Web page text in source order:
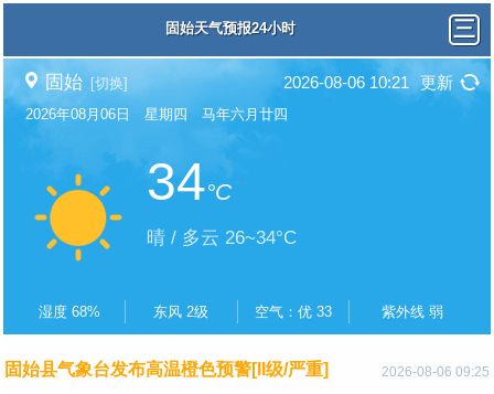
固始天气预报24小时
固始 [切换] 2026-08-06 10:21 更新
2026年08月06日 星期四 马年六月廿四
34°C
晴 / 多云 26~34°C
湿度 68% 东风 2级 空气：优 33 紫外线 弱
2026-08-06 09:25
固始县气象台发布高温橙色预警[II级/严重]